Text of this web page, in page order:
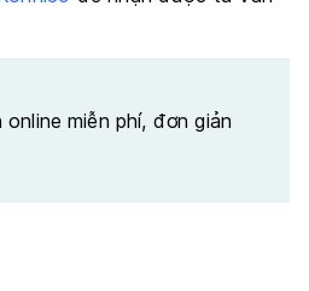
miễn phí, đơn giản